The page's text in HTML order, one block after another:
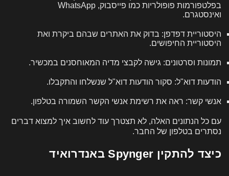
בפלטפורמות פופולריות כמו פייסבוק, WhatsApp
ואינסטגרם.
היסטוריית דפדפן: בדוק את האתרים שבהם ביקרת ואת
היסטוריית החיפושים.
תמונות וסרטונים: גישה לקבצי מדיה המאוחסנים במכשיר.
הודעות דוא"ל: סקור הודעות דוא"ל שנשלחו והתקבלו.
אנשי קשר: ראה את רשימת אנשי הקשר השמורה בטלפון.
עם כל הנתונים האלה, לא תצטרך עוד לחשוב איך למצוא דברים
נסתרים בטלפון של החבר.
כיצד להתקין Spynger באנדרואיד